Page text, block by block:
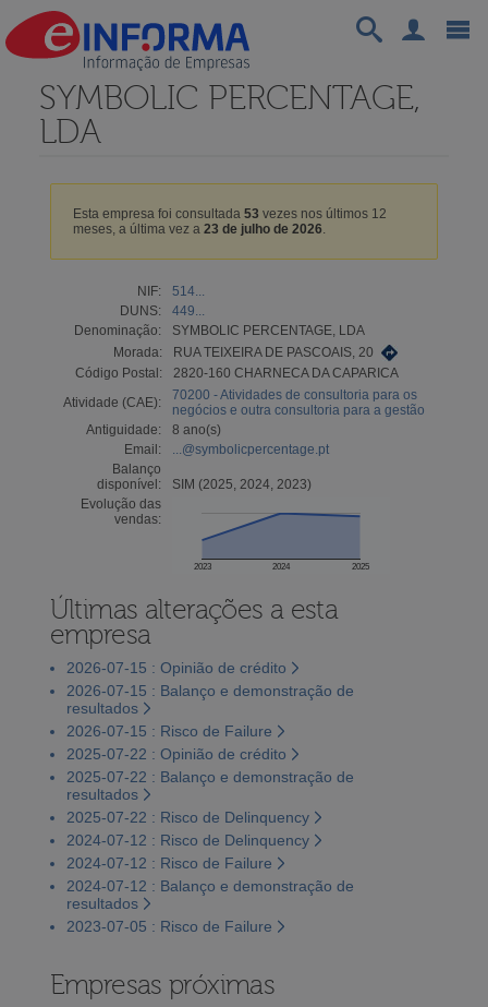
SYMBOLIC PERCENTAGE,
LDA
Esta empresa foi consultada 53 vezes nos últimos 12
meses, a última vez a 23 de julho de 2026.
NIF:
514...
DUNS:
449...
Denominação:
SYMBOLIC PERCENTAGE, LDA
Morada:
RUA TEIXEIRA DE PASCOAIS, 20
Código Postal:
2820-160 CHARNECA DA CAPARICA
Atividade (CAE):
70200 - Atividades de consultoria para os
negócios e outra consultoria para a gestão
Antiguidade:
8 ano(s)
Email:
...@symbolicpercentage.pt
Balanço
disponível:
SIM (2025, 2024, 2023)
Evolução das
vendas:
2023 2024 2025
Últimas alterações a esta
empresa
2026-07-15 : Opinião de crédito
2026-07-15 : Balanço e demonstração de
resultados
2026-07-15 : Risco de Failure
2025-07-22 : Opinião de crédito
2025-07-22 : Balanço e demonstração de
resultados
2025-07-22 : Risco de Delinquency
2024-07-12 : Risco de Delinquency
2024-07-12 : Risco de Failure
2024-07-12 : Balanço e demonstração de
resultados
2023-07-05 : Risco de Failure
Empresas próximas